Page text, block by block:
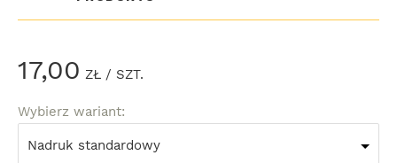
17,00 ZŁ / SZT.
Wybierz wariant:
Nadruk standardowy